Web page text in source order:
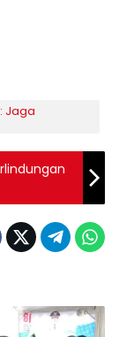
Jaga